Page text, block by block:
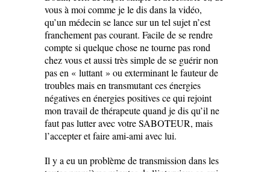
vous à moi comme je le dis dans la vidéo,
qu’un médecin se lance sur un tel sujet n’est
franchement pas courant. Facile de se rendre
compte si quelque chose ne tourne pas rond
chez vous et aussi très simple de se guérir non
pas en « luttant » ou exterminant le fauteur de
troubles mais en transmutant ces énergies
négatives en énergies positives ce qui rejoint
mon travail de thérapeute quand je dis qu’il ne
faut pas lutter avec votre SABOTEUR, mais
l’accepter et faire ami-ami avec lui.
Il y a eu un problème de transmission dans les